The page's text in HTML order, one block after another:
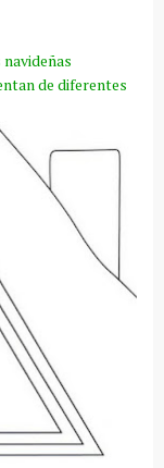
de diferentes